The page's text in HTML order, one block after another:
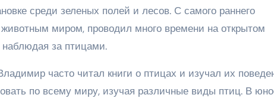
среди зеленых полей и лесов. С самого раннего
миром, проводил много времени на открытом
за птицами.
часто читал книги о птицах и изучал их
по всему миру, изучая различные виды птиц. В